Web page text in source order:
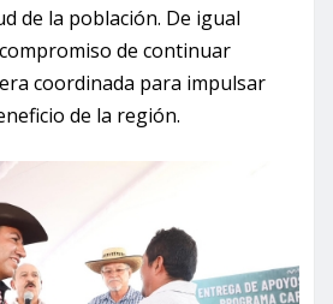
de la población. De igual
de continuar
coordinada para impulsar
de la región.